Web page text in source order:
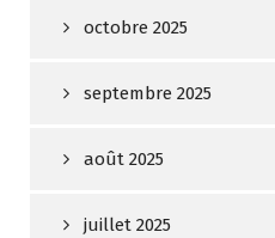
octobre 2025
septembre 2025
août 2025
juillet 2025